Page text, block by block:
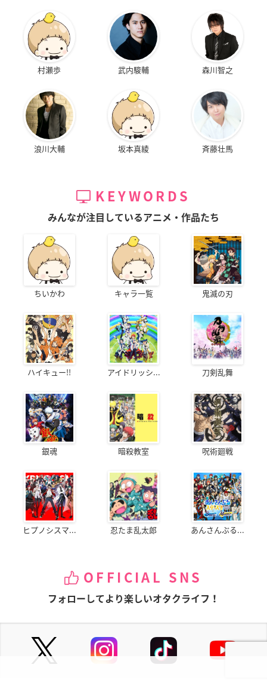
村瀬歩 武内駿輔 森川智之
浪川大輔 坂本真綾 斉藤壮馬
KEYWORDS
みんなが注目しているアニメ・作品たち
ちいかわ キャラ一覧 鬼滅の刃
ハイキュー!! アイドリッシ... 刀剣乱舞
銀魂 暗殺教室 呪術廻戦
ヒプノシスマ... 忍たま乱太郎 あんさんぶる...
OFFICIAL SNS
フォローしてより楽しいオタクライフ！